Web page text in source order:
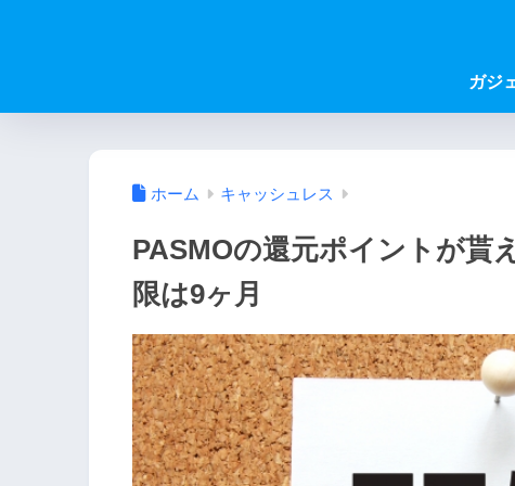
ガジ
ホーム キャッシュレス
PASMOの還元ポイントが貰
限は9ヶ月